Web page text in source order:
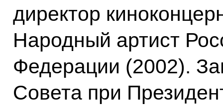
директор
Народный артист
Федерации (2002).
Совета при